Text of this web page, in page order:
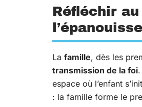
Réfléchir
La famille, dès les
transmission de la foi
espace où l’enfant
: la famille forme le